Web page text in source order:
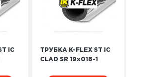
IC
ТРУБКА K-FLEX ST IC
CLAD SR 19×018-1